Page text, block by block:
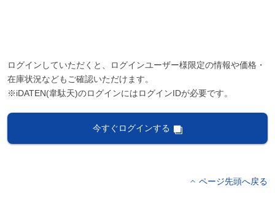
ログインしていただくと、ログインユーザー様限定の情報や価格・
在庫状況などもご確認いただけます。
※iDATEN(韋駄天)のログインにはログインIDが必要です。
今すぐログインする
ページ先頭へ戻る